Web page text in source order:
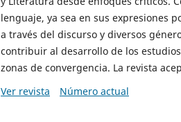
lenguaje, ya sea en sus expresiones
a través del discurso y diversos
contribuir al desarrollo de los
zonas de convergencia. La revista
Ver revista
Número actual